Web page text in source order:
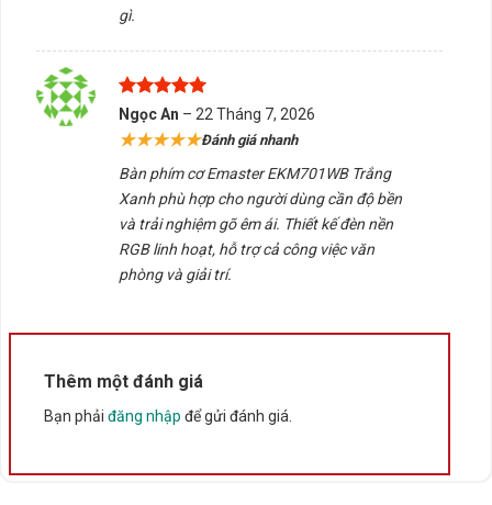
gì.
Được xếp
hạng 5
5
sao
Ngọc An – 22 Tháng 7, 2026
★★★★★Đánh giá nhanh
Bàn phím cơ Emaster EKM701WB Trắng
Xanh phù hợp cho người dùng cần độ bền
và trải nghiệm gõ êm ái. Thiết kế đèn nền
RGB linh hoạt, hỗ trợ cả công việc văn
phòng và giải trí.
Thêm một đánh giá
Bạn phải đăng nhập để gửi đánh giá.